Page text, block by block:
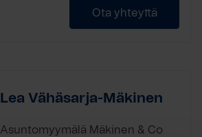
Ota yhteyttä
Lea Vähäsarja-Mäkinen
Asuntomyymälä Mäkinen & Co